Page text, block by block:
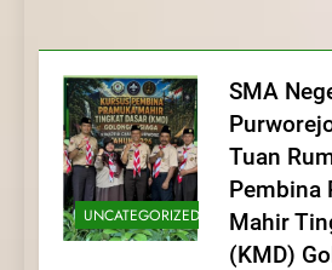
dan Pengabdian
Pramuka
Pramuka
Kepedulian
UNCATEGORIZED
SMA
Tuan
Pembina
Mahir
(KMD)